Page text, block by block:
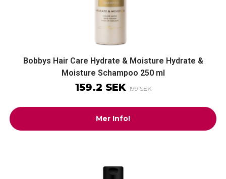
Bobbys Hair Care Hydrate & Moisture Hydrate &
Moisture Schampoo 250 ml
159.2 SEK199 SEK
Mer Info!